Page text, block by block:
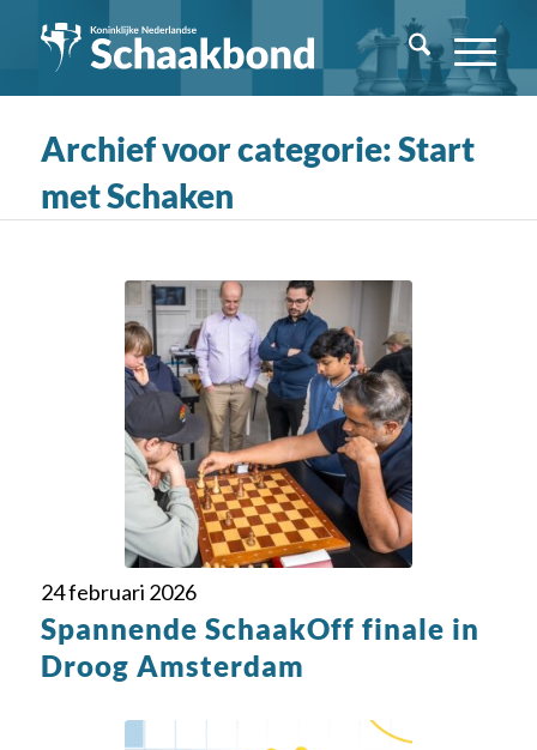
Archief voor categorie: Start
met Schaken
24 februari 2026
Spannende SchaakOff finale in
Droog Amsterdam